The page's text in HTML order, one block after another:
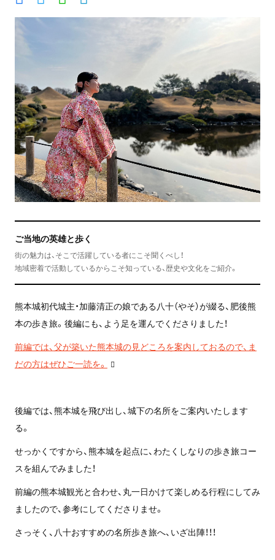
ご当地の英雄と歩く
街の魅力は、そこで活躍している者にこそ聞くべし！
地域密着で活動しているからこそ知っている、歴史や文化をご紹介。
熊本城初代城主・加藤清正の娘である八十（やそ）が綴る、肥後熊
本の歩き旅。後編にも、よう足を運んでくださりました！
前編では、父が築いた熊本城の見どころを案内しておるので、ま
だの方はぜひご一読を。
後編では、熊本城を飛び出し、城下の名所をご案内いたします
る。
せっかくですから、熊本城を起点に、わたくしなりの歩き旅コー
スを組んでみました！
前編の熊本城観光と合わせ、丸一日かけて楽しめる行程にしてみ
ましたので、参考にしてくださりませ。
さっそく、八十おすすめの名所歩き旅へ、いざ出陣！！！